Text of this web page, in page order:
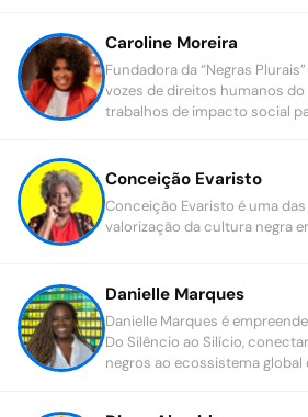
Caroline Moreira
Fundadora da “Negras
vozes de direitos humanos do
trabalhos de impacto social
Conceição Evaristo
Conceição Evaristo é uma
valorização da cultura negra
Danielle Marques
Danielle Marques é
Do Silêncio ao Silício,
negros ao ecossistema global